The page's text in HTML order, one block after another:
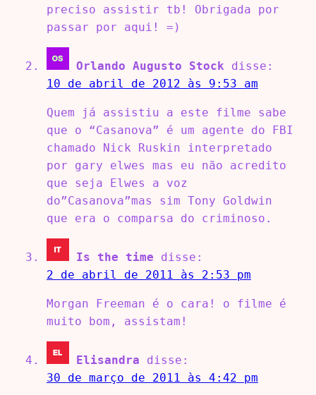
preciso assistir tb! Obrigada por
passar por aqui! =)
Orlando Augusto Stock
disse:
10 de abril de 2012 às 9:53 am
Quem já assistiu a este filme sabe
que o “Casanova” é um agente do FBI
chamado Nick Ruskin interpretado
por gary elwes mas eu não acredito
que seja Elwes a voz
do”Casanova”mas sim Tony Goldwin
que era o comparsa do criminoso.
Is the time
disse:
2 de abril de 2011 às 2:53 pm
Morgan Freeman é o cara! o filme é
muito bom, assistam!
Elisandra
disse:
30 de março de 2011 às 4:42 pm